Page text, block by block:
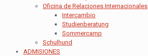
Oficina de Relaciones Internacionales
Intercambio
Studienberatung
Sommercamp
Schulhund
ADMISIONES